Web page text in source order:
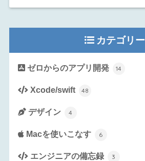
カテゴリー
ゼロからのアプリ開発 14
Xcode/swift 48
デザイン 4
Macを使いこなす 6
エンジニアの備忘録 3